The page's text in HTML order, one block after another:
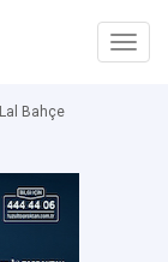
Lal Bahçe